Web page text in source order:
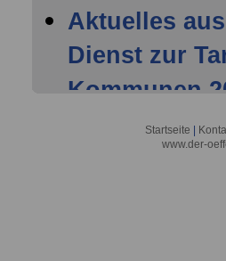
Aktuelles
Dienst zur
Kommunen
Mitglieder
Startseite
www.der-